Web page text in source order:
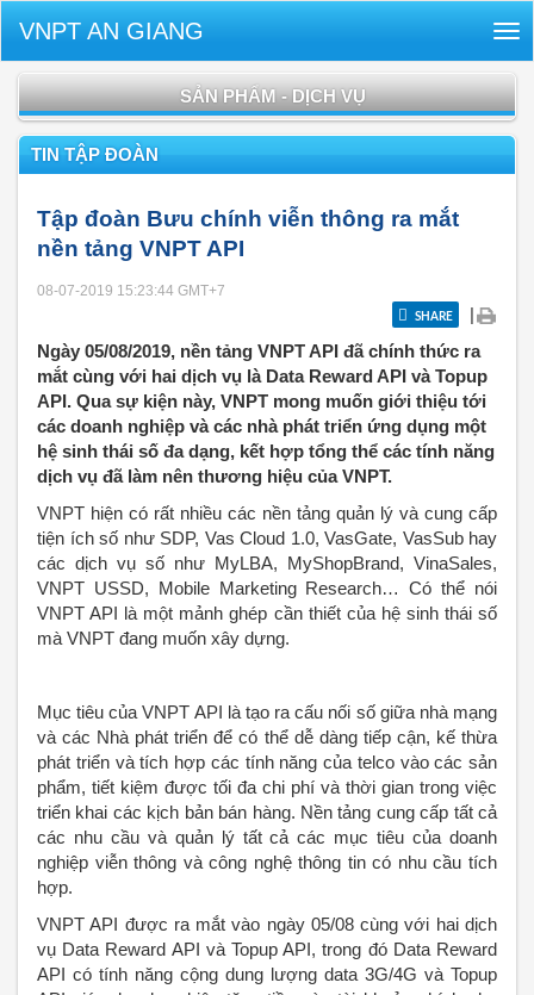
VNPT AN GIANG
SẢN PHẨM - DỊCH VỤ
TIN TẬP ĐOÀN
Tập đoàn Bưu chính viễn thông ra mắt
nền tảng VNPT API
08-07-2019 15:23:44 GMT+7
SHARE
|
Ngày 05/08/2019, nền tảng VNPT API đã chính thức ra
mắt cùng với hai dịch vụ là Data Reward API và Topup
API. Qua sự kiện này, VNPT mong muốn giới thiệu tới
các doanh nghiệp và các nhà phát triển ứng dụng một
hệ sinh thái số đa dạng, kết hợp tổng thể các tính năng
dịch vụ đã làm nên thương hiệu của VNPT.
VNPT hiện có rất nhiều các nền tảng quản lý và cung cấp
tiện ích số như SDP, Vas Cloud 1.0, VasGate, VasSub hay
các dịch vụ số như MyLBA, MyShopBrand, VinaSales,
VNPT USSD, Mobile Marketing Research… Có thể nói
VNPT API là một mảnh ghép cần thiết của hệ sinh thái số
mà VNPT đang muốn xây dựng.
Mục tiêu của VNPT API là tạo ra cấu nối số giữa nhà mạng
và các Nhà phát triển để có thể dễ dàng tiếp cận, kế thừa
phát triển và tích hợp các tính năng của telco vào các sản
phẩm, tiết kiệm được tối đa chi phí và thời gian trong việc
triển khai các kịch bản bán hàng. Nền tảng cung cấp tất cả
các nhu cầu và quản lý tất cả các mục tiêu của doanh
nghiệp viễn thông và công nghệ thông tin có nhu cầu tích
hợp.
VNPT API được ra mắt vào ngày 05/08 cùng với hai dịch
vụ Data Reward API và Topup API, trong đó Data Reward
API có tính năng cộng dung lượng data 3G/4G và Topup